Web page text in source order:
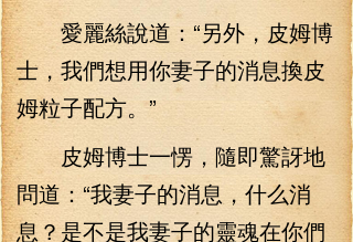
愛麗絲說道：“另外，皮姆博
士，我們想用你妻子的消息換皮
姆粒子配方。”
皮姆博士一愣，隨即驚訝地
問道：“我妻子的消息，什么消
息？是不是我妻子的靈魂在你們